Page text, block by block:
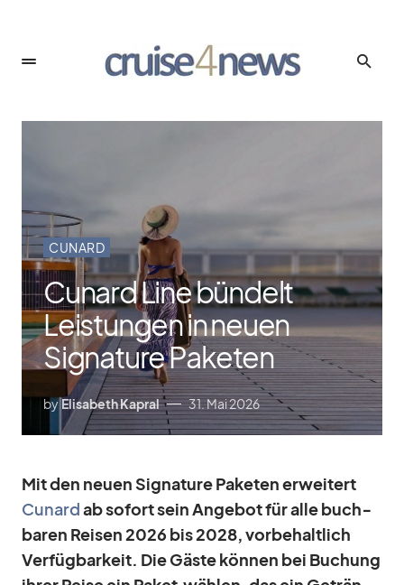
CUNARD
Cunard Line bündelt
Leistungen in neuen
Signature Paketen
by Elisabeth Kapral 31. Mai 2026
Mit den neuen Si­gna­ture Pa­ke­ten er­wei­tert
Cu­nardab so­fort sein An­ge­bot für alle buch­
ba­ren Rei­sen 2026 bis 2028, vor­be­halt­lich
Ver­füg­bar­keit. Die Gäste kön­nen bei Bu­chung